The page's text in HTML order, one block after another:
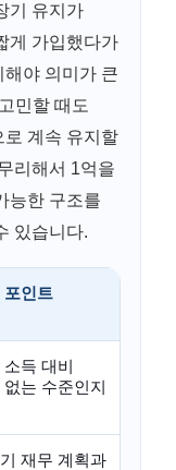
기 유지가
게 가입했다가
야 의미가 큰
민할 때도
로 계속 유지할
리해서 1억을
능한 구조를
있습니다.
포인트
소득 대비
없는 수준인지
재무 계획과